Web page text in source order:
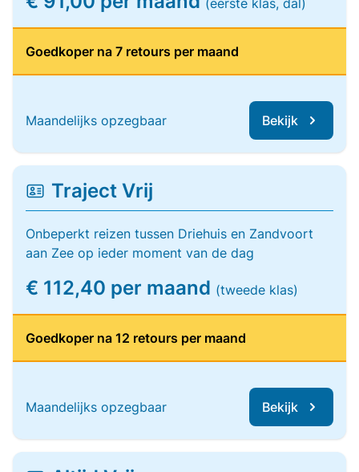
(eerste klas, dal)
Goedkoper na 7 retours per maand
Maandelijks opzegbaar Bekijk
Traject Vrij
Onbeperkt reizen tussen Driehuis en Zandvoort
aan Zee op ieder moment van de dag
€ 112,40 per maand (tweede klas)
Goedkoper na 12 retours per maand
Maandelijks opzegbaar Bekijk